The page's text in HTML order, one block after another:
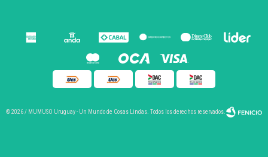
© 2026 / MUMUSO Uruguay - Un Mundo de Cosas Lindas. Todos los derechos reservados.